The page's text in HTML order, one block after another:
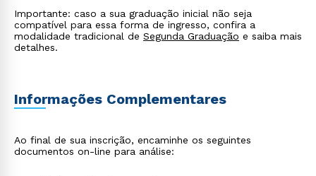
Importante: caso a sua graduação inicial não seja
compatível para essa forma de ingresso, confira a
modalidade tradicional de Segunda Graduação e saiba mais
detalhes.
Informações Complementares
Ao final de sua inscrição, encaminhe os seguintes
documentos on-line para análise: